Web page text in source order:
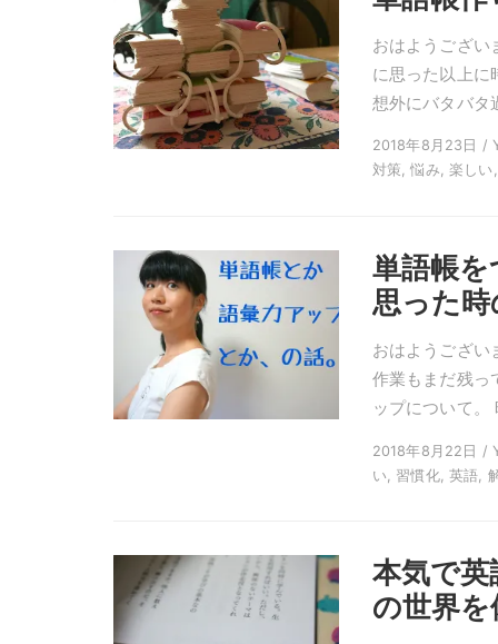
おはようござ
に思った以上に
想外にバタバ
2018年8月23日 /
対策, 悩み, 楽し
単語帳
思った
おはようござい
作業もまだ残っ
ップについて
2018年8月22日 /
い, 習慣化, 英語,
本気で
の世界